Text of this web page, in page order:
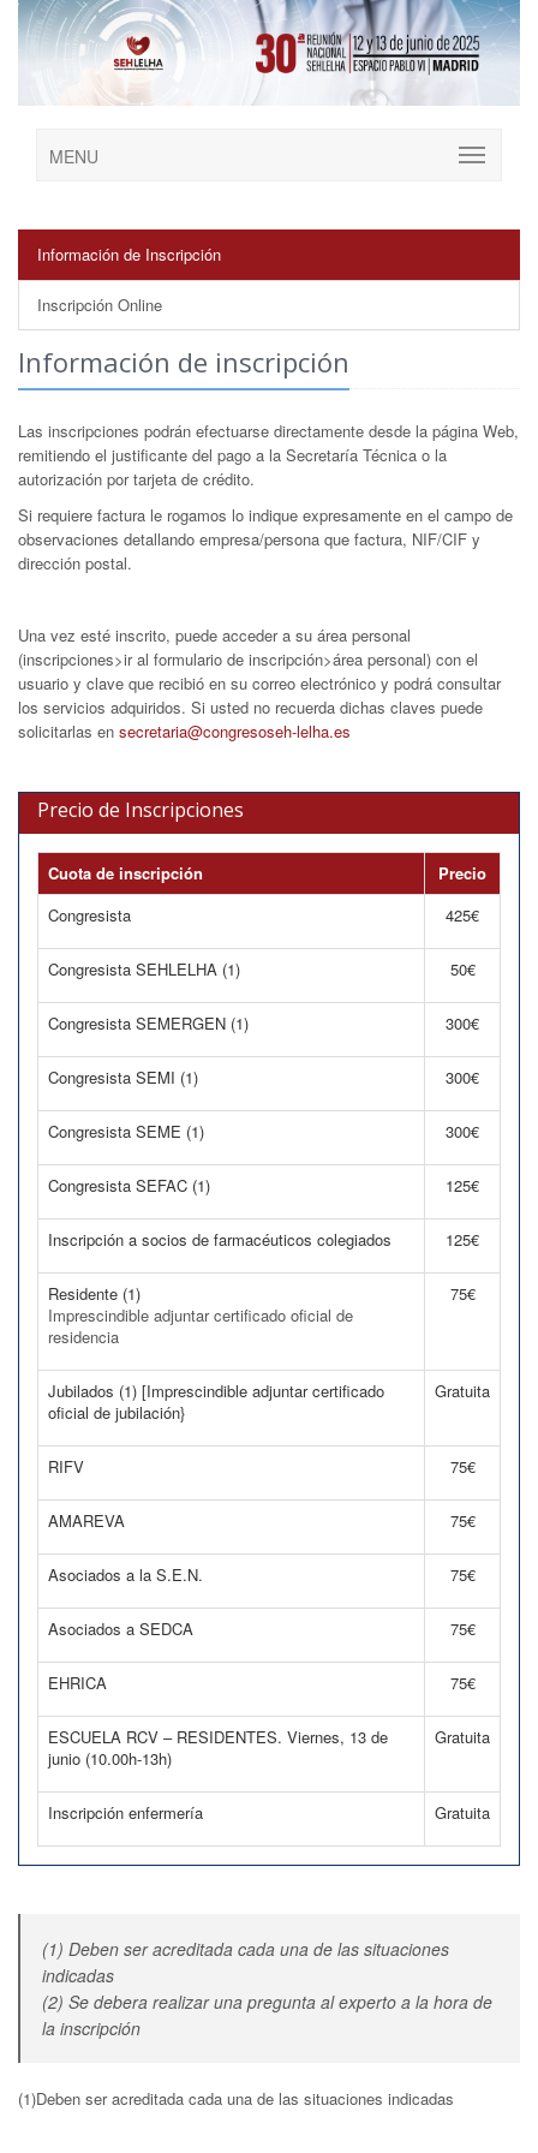
MENU
Información de Inscripción
Inscripción Online
Información de inscripción
Las inscripciones podrán efectuarse directamente desde la página Web,
remitiendo el justificante del pago a la Secretaría Técnica o la
autorización por tarjeta de crédito.
Si requiere factura le rogamos lo indique expresamente en el campo de
observaciones detallando empresa/persona que factura, NIF/CIF y
dirección postal.
Una vez esté inscrito, puede acceder a su área personal
(inscripciones>ir al formulario de inscripción>área personal) con el
usuario y clave que recibió en su correo electrónico y podrá consultar
los servicios adquiridos. Si usted no recuerda dichas claves puede
solicitarlas en secretaria@congresoseh-lelha.es
Precio de Inscripciones
Cuota de inscripción
Precio
Congresista
425€
Congresista SEHLELHA (1) 50€
Congresista SEMERGEN (1) 300€
Congresista SEMI (1) 300€
Congresista SEME (1) 300€
Congresista SEFAC (1) 125€
Inscripción a socios de farmacéuticos colegiados 125€
Residente (1)
Imprescindible adjuntar certificado oficial de
residencia
75€
Jubilados (1) [Imprescindible adjuntar certificado
oficial de jubilación}
Gratuita
RIFV 75€
AMAREVA 75€
Asociados a la S.E.N. 75€
Asociados a SEDCA 75€
EHRICA 75€
ESCUELA RCV – RESIDENTES. Viernes, 13 de
junio (10.00h-13h)
Gratuita
Inscripción enfermería Gratuita
(1) Deben ser acreditada cada una de las situaciones
indicadas
(2) Se debera realizar una pregunta al experto a la hora de
la inscripción
(1)Deben ser acreditada cada una de las situaciones indicadas